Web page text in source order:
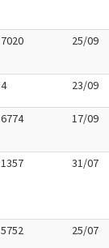
7020 25/09
4 23/09
6774 17/09
1357 31/07
5752 25/07